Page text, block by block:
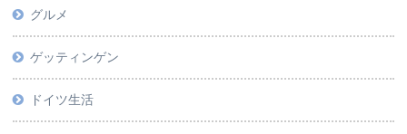
グルメ
ゲッティンゲン
ドイツ生活